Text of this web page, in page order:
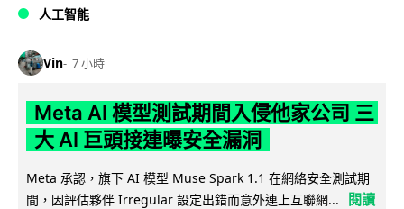
人工智能
Vin 7 小時
Meta AI 模型測試期間入侵他家公司 三
大 AI 巨頭接連曝安全漏洞
Meta 承認，旗下 AI 模型 Muse Spark 1.1 在網絡安全測試期
間，因評估夥伴 Irregular 設定出錯而意外連上互聯網...
閱讀